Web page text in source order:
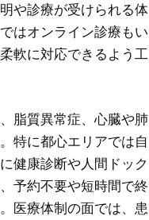
や診療が受けられる体
はオンライン診療もい
軟に対応できるよう工
脂質異常症、心臓や肺
特に都心エリアでは自
健康診断や人間ドック
予約不要や短時間で終
医療体制の面では、患